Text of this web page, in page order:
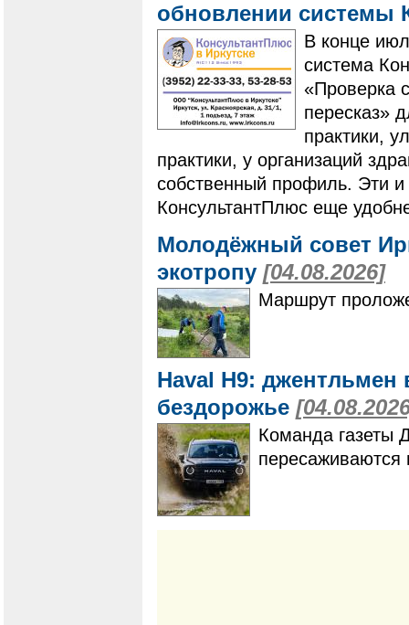
обновлении системы
В конце
система
«Проверка
пересказ»
практики,
практики, у организаций
собственный профиль. Эти
КонсультантПлюс еще
Молодёжный совет
экотропу [04.08.2026]
Маршрут
Haval H9:
бездорожье
Команда газеты
пересаживаются